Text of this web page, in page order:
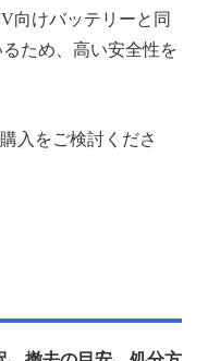
向けバッテリーと同
ため、高い安全性を
入をご検討くださ